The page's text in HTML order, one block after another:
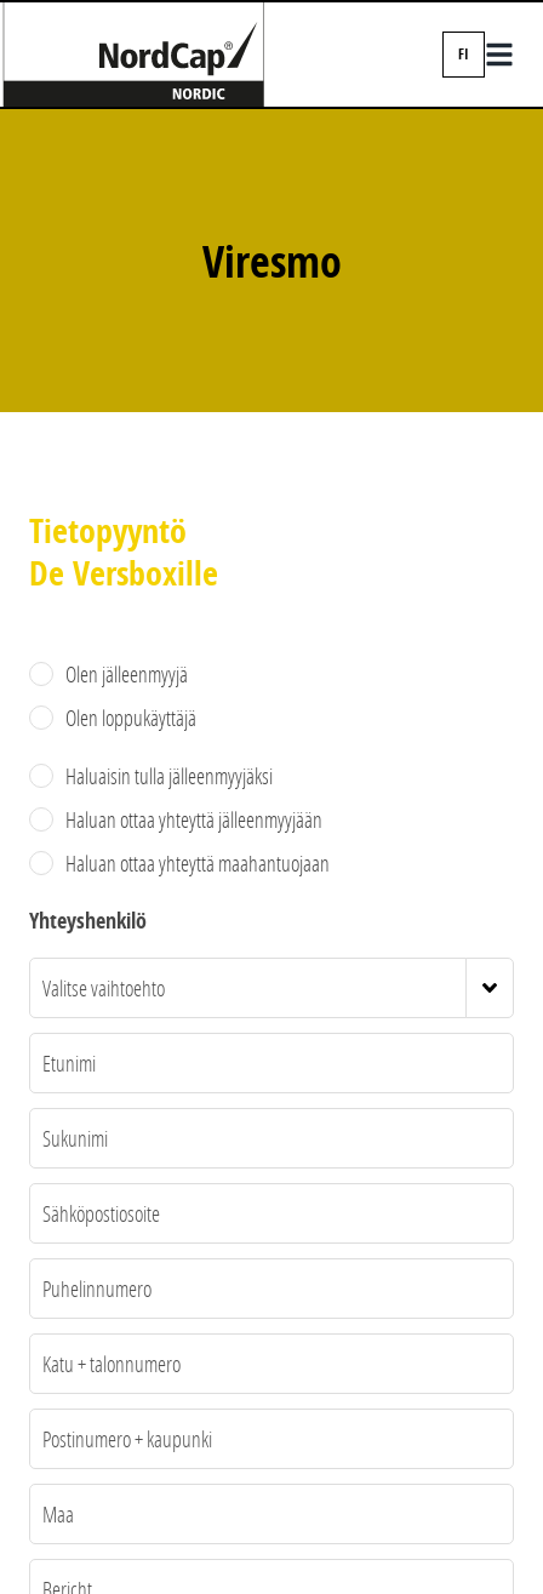
FI
Viresmo
Tietopyyntö
De Versboxille
Olen jälleenmyyjä
Olen loppukäyttäjä
Haluaisin tulla jälleenmyyjäksi
Haluan ottaa yhteyttä jälleenmyyjään
Haluan ottaa yhteyttä maahantuojaan
Yhteyshenkilö